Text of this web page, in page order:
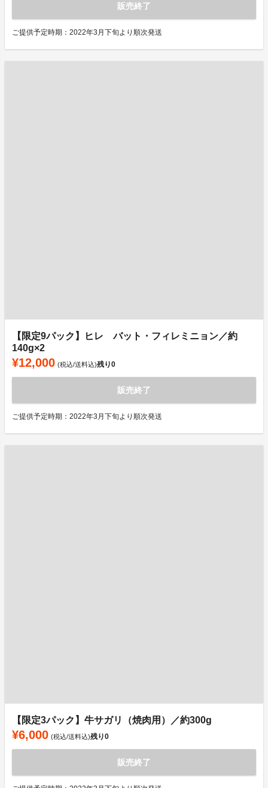
販売終了
ご提供予定時期：2022年3月下旬より順次発送
【限定9パック】ヒレ バット・フィレミニョン／約
140g×2
¥12,000 (税込/送料込)残り0
販売終了
ご提供予定時期：2022年3月下旬より順次発送
【限定3パック】牛サガリ（焼肉用）／約300g
¥6,000 (税込/送料込)残り0
販売終了